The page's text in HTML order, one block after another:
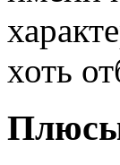
хоть
Плюсы